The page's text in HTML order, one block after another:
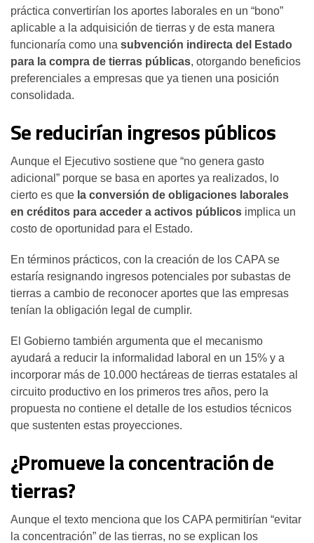
práctica convertirían los aportes laborales en un “bono”
aplicable a la adquisición de tierras y de esta manera
funcionaría como una subvención indirecta del Estado
para la compra de tierras públicas, otorgando beneficios
preferenciales a empresas que ya tienen una posición
consolidada.
Se reducirían ingresos públicos
Aunque el Ejecutivo sostiene que “no genera gasto
adicional” porque se basa en aportes ya realizados, lo
cierto es que la conversión de obligaciones laborales
en créditos para acceder a activos públicos implica un
costo de oportunidad para el Estado.
En términos prácticos, con la creación de los CAPA se
estaría resignando ingresos potenciales por subastas de
tierras a cambio de reconocer aportes que las empresas
tenían la obligación legal de cumplir.
El Gobierno también argumenta que el mecanismo
ayudará a reducir la informalidad laboral en un 15% y a
incorporar más de 10.000 hectáreas de tierras estatales al
circuito productivo en los primeros tres años, pero la
propuesta no contiene el detalle de los estudios técnicos
que sustenten estas proyecciones.
¿Promueve la concentración de
tierras?
Aunque el texto menciona que los CAPA permitirían “evitar
la concentración” de las tierras, no se explican los